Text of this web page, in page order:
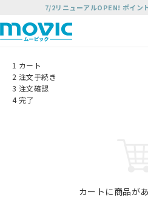
7/2リニューアルOPEN! ポイン
1 カート
2 注文手続き
3 注文確認
4 完了
カートに商品が